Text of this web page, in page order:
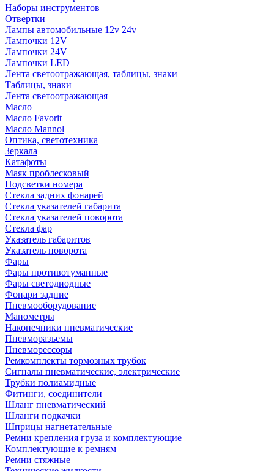
Наборы инструментов
Отвертки
Лампы автомобильные 12v 24v
Лампочки 12V
Лампочки 24V
Лампочки LED
Лента светоотражающая, таблицы, знаки
Таблицы, знаки
Лента светоотражающая
Масло
Масло Favorit
Масло Mannol
Оптика, светотехника
Зеркала
Катафоты
Маяк проблесковый
Подсветки номера
Стекла задних фонарей
Стекла указателей габарита
Стекла указателей поворота
Стекла фар
Указатель габаритов
Указатель поворота
Фары
Фары противотуманные
Фары светодиодные
Фонари задние
Пневмооборудование
Манометры
Наконечники пневматические
Пневморазъемы
Пневморессоры
Ремкомплекты тормозных трубок
Сигналы пневматические, электрические
Трубки полиамидные
Фитинги, соединители
Шланг пневматический
Шланги подкачки
Шприцы нагнетательные
Ремни крепления груза и комплектующие
Комплектующие к ремням
Ремни стяжные